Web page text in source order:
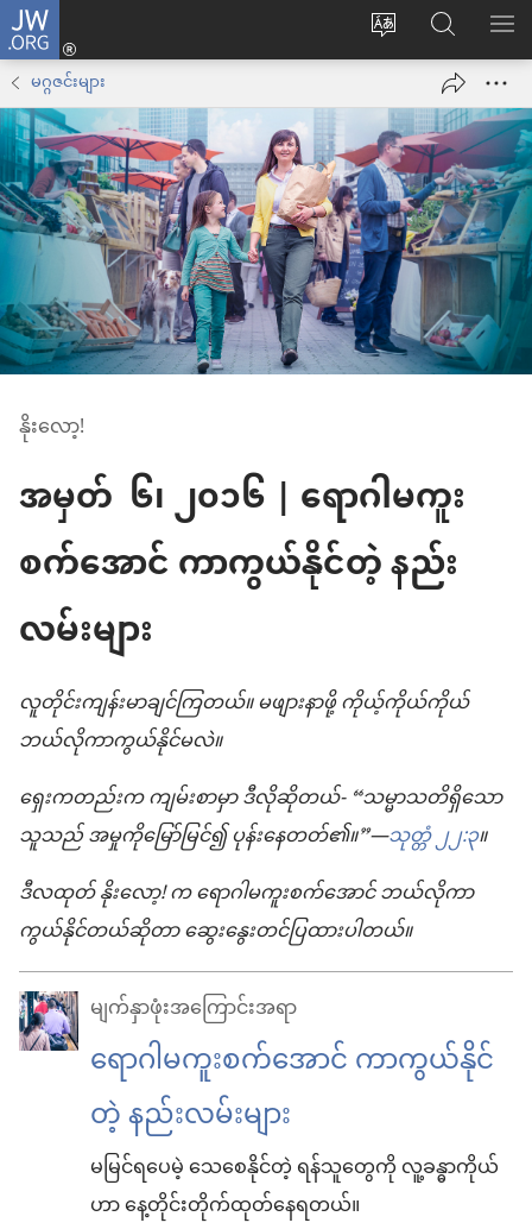
JW.ORG
ဝ
ဘ်
ဆိုက်
ဘာသာစကား
ကို
ပြောင်း
ပါ
Log
in
အသစ်
ဖွ
င့်
နေ
ပါ
တယ်)
JW.ORG
ရှာ
ပါ
မဂ္ဂဇင်းများ
နိုးလော့!
အမှတ် ၆၊ ၂၀၁၆ | ရောဂါမကူး
စက်အောင် ကာကွယ်နိုင်တဲ့ နည်း
လမ်းများ
လူတိုင်းကျန်းမာချင်ကြတယ်။ မဖျားနာဖို့ ကိုယ့်ကိုယ်ကိုယ်
ဘယ်လိုကာကွယ်နိုင်မလဲ။
ရှေးကတည်းက ကျမ်းစာမှာ ဒီလိုဆိုတယ်- “သမ္မာသတိရှိသော
သူသည် အမှုကိုမြော်မြင်၍ ပုန်းနေတတ်၏။”—သုတ္တံ ၂၂:၃။
ဒီလထုတ် နိုးလော့! က ရောဂါမကူးစက်အောင် ဘယ်လိုကာ
ကွယ်နိုင်တယ်ဆိုတာ ဆွေးနွေးတင်ပြထားပါတယ်။
မျက်နှာဖုံး​အကြောင်းအရာ
ရောဂါမကူးစက်အောင် ကာကွယ်နိုင်
တဲ့ နည်းလမ်းများ
မမြင်ရပေမဲ့ သေစေနိုင်တဲ့ ရန်သူတွေကို လူ့ခန္ဓာကိုယ်
ဟာ နေ့တိုင်းတိုက်ထုတ်နေရတယ်။